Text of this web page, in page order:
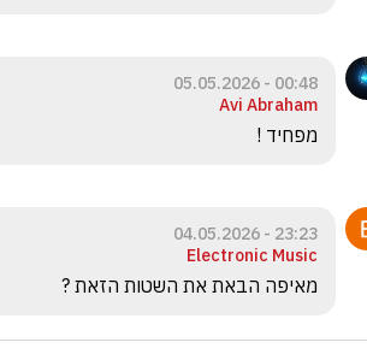
00:48 - 05.05.2026
Avi Abraham
מפחיד !
23:23 - 04.05.2026
Electronic Music
מאיפה הבאת את השטות הזאת ?